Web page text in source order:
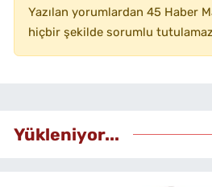
Yazılan yorumlardan 45 Haber
hiçbir şekilde sorumlu
Yükleniyor...